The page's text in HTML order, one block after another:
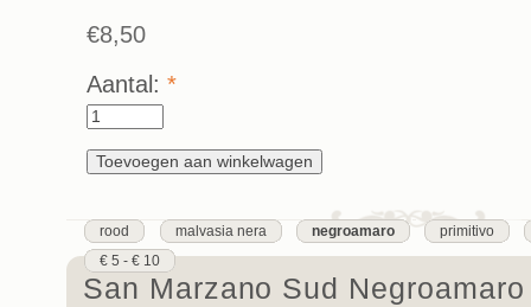
€8,50
Aantal: *
rood malvasia nera negroamaro
primitivo
€ 5 - € 10
San Marzano Sud